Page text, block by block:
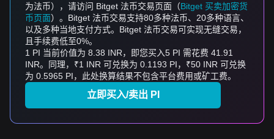
为法币），请访问 Bitget 法币交易页面（Bitget 买卖加密货
币页面）。Bitget 法币交易支持80多种法币、20多种语言、
以及多种当地支付方式。Bitget 法币交易可实现无缝交易，
且手续费低至0%。
1 PI 当前价值为 8.38 INR，即您买入5 PI 需花费 41.91
INR。同理，₹1 INR 可兑换为 0.1193 PI，₹50 INR 可兑换
为 0.5965 PI，此处换算结果不包含平台费用或矿工费。
立即买入/卖出 PI